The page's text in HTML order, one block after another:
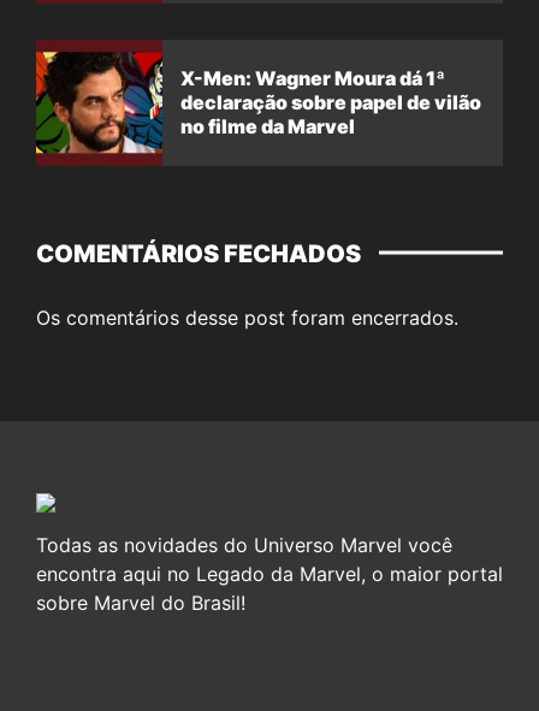
X-Men: Wagner Moura dá 1ª
declaração sobre papel de vilão
no filme da Marvel
COMENTÁRIOS FECHADOS
Os comentários desse post foram encerrados.
Todas as novidades do Universo Marvel você
encontra aqui no Legado da Marvel, o maior portal
sobre Marvel do Brasil!